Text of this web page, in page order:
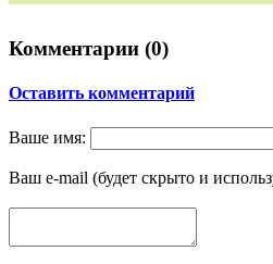
Комментарии (0)
Оставить комментарий
Ваше имя:
Ваш e-mail (будет скрыто и